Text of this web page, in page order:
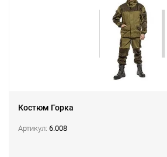
Костюм Горка
Артикул: 6.008